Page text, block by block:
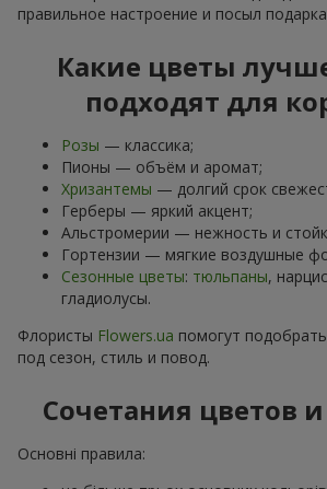
правильное настроение и посыл
Какие цветы
подходят для
Розы — классика;
Пионы — объём и аромат;
Хризантемы — долгий срок
Герберы — яркий акцент;
Альстромерии — нежность и
Гортензии — мягкие воздушные
Сезонные цветы: тюльпаны,
гладиолусы.
Флористы Flowers.ua помогут
под сезон, стиль и повод.
Сочетания цветов
Основні правила: